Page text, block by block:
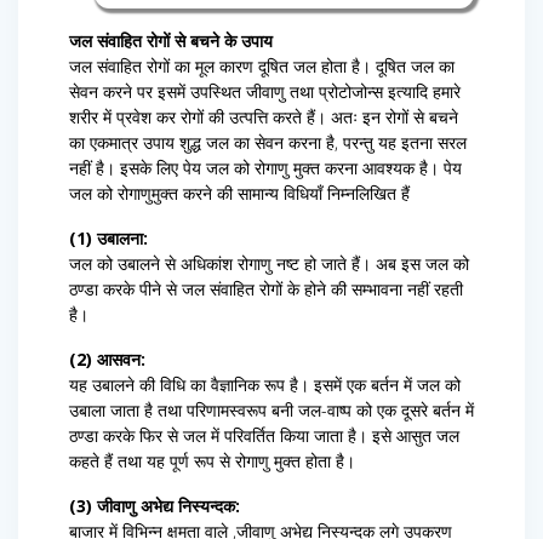
जल संवाहित रोगों से बचने के उपाय
जल संवाहित रोगों का मूल कारण दूषित जल होता है। दूषित जल का
सेवन करने पर इसमें उपस्थित जीवाणु तथा प्रोटोजोन्स इत्यादि हमारे
शरीर में प्रवेश कर रोगों की उत्पत्ति करते हैं। अतः इन रोगों से बचने
का एकमात्र उपाय शुद्ध जल का सेवन करना है, परन्तु यह इतना सरल
नहीं है। इसके लिए पेय जल को रोगाणु मुक्त करना आवश्यक है। पेय
जल को रोगाणुमुक्त करने की सामान्य विधियाँ निम्नलिखित हैं
(1) उबालना:
जल को उबालने से अधिकांश रोगाणु नष्ट हो जाते हैं। अब इस जल को
ठण्डा करके पीने से जल संवाहित रोगों के होने की सम्भावना नहीं रहती
है।
(2) आसवन:
यह उबालने की विधि का वैज्ञानिक रूप है। इसमें एक बर्तन में जल को
उबाला जाता है तथा परिणामस्वरूप बनी जल-वाष्प को एक दूसरे बर्तन में
ठण्डा करके फिर से जल में परिवर्तित किया जाता है। इसे आसुत जल
कहते हैं तथा यह पूर्ण रूप से रोगाणु मुक्त होता है।
(3) जीवाणु अभेद्य निस्यन्दक:
बाजार में विभिन्न क्षमता वाले ,जीवाणु अभेद्य निस्यन्दक लगे उपकरण